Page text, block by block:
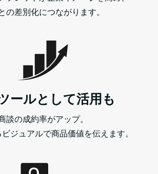
の差別化につながります。
ールとして活用も
談の成約率がアップ。
ジュアルで商品価値を伝えます。